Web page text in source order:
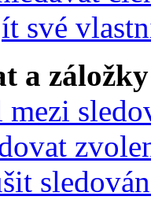
své
a záložky